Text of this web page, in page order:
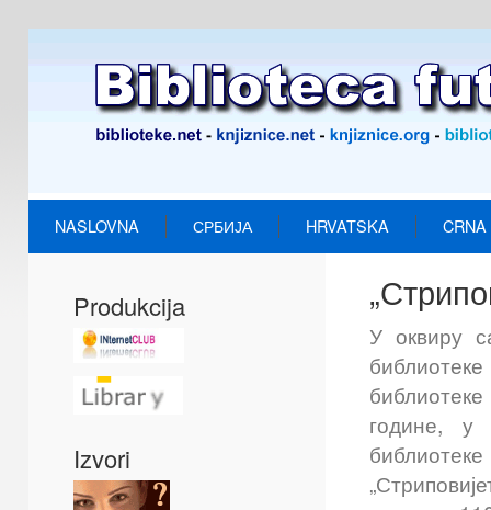
NASLOVNA СРБИЈА HRVATSKA
Produkcija
Izvori
У оквиру
године, у